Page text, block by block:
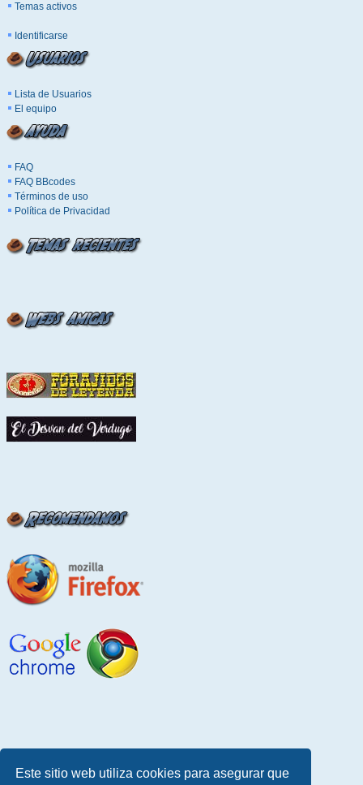
Este sitio web utiliza cookies para asegurar que
Temas activos
Identificarse
Lista de Usuarios
El equipo
FAQ
FAQ BBcodes
Términos de uso
Política de Privacidad